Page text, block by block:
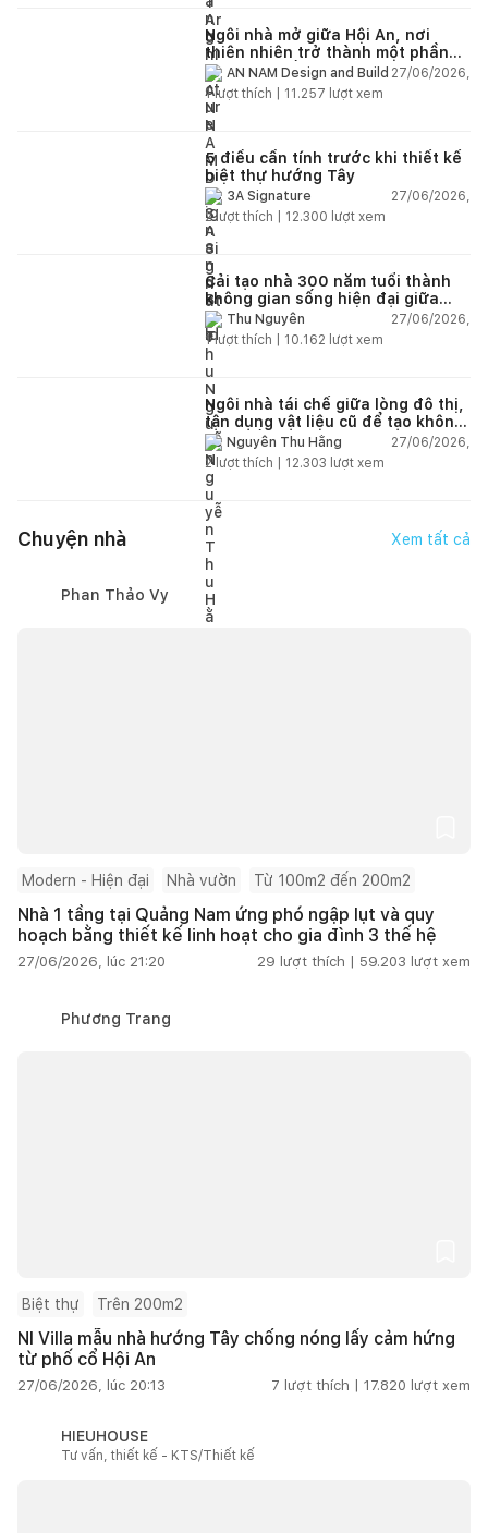
Ngôi nhà mở giữa Hội An, nơi
thiên nhiên trở thành một phần
của cuộc sống
AN NAM Design and Build 27/06/2026,
1lượt thích | 11.257 lượt xem
5 điều cần tính trước khi thiết kế
biệt thự hướng Tây
3A Signature
27/06/2026,
2lượt thích | 12.300 lượt xem
Cải tạo nhà 300 năm tuổi thành
không gian sống hiện đại giữa
thiên nhiên
Thu Nguyễn
27/06/2026,
1lượt thích | 10.162 lượt xem
Ngôi nhà tái chế giữa lòng đô thị,
tận dụng vật liệu cũ để tạo không
gian sống linh hoạt
Nguyễn Thu Hằng
27/06/2026,
2lượt thích | 12.303 lượt xem
Chuyện nhà Xem tất cả
Phan Thảo Vy
Modern - Hiện đại Nhà vườn Từ 100m2 đến 200m2
Nhà 1 tầng tại Quảng Nam ứng phó ngập lụt và quy
hoạch bằng thiết kế linh hoạt cho gia đình 3 thế hệ
27/06/2026, lúc 21:20 29 lượt thích | 59.203 lượt xem
Phương Trang
Biệt thự Trên 200m2
NI Villa mẫu nhà hướng Tây chống nóng lấy cảm hứng
từ phố cổ Hội An
27/06/2026, lúc 20:13 7 lượt thích | 17.820 lượt xem
HIEUHOUSE
Tư vấn, thiết kế - KTS/Thiết kế